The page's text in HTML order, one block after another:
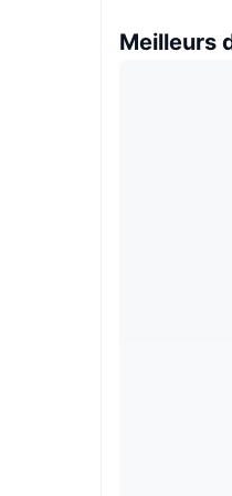
Meilleurs